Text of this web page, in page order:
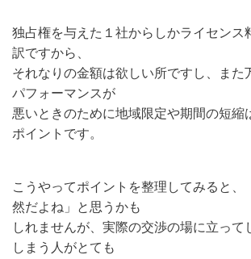
独占権を与えた１社からしかライセンス
訳ですから、
それなりの金額は欲しい所ですし、また
パフォーマンスが
悪いときのために地域限定や期間の短縮
ポイントです。
こうやってポイントを整理してみると、
然だよね」と思うかも
しれませんが、 実際の交渉の場に立って
しまう人がとても